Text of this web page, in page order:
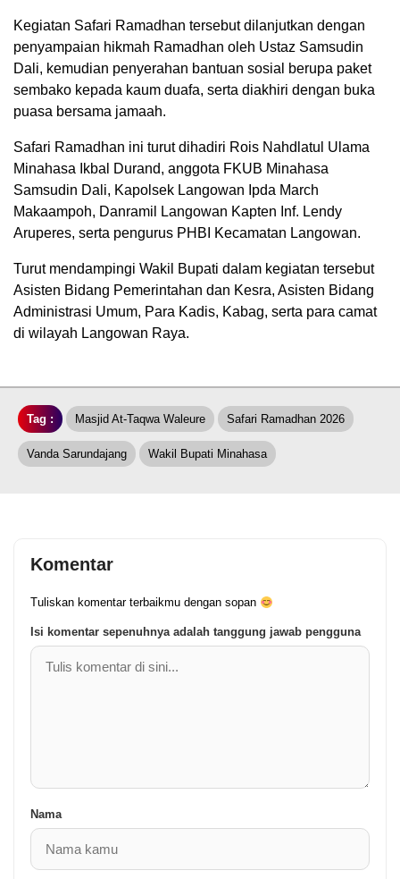
Kegiatan Safari Ramadhan tersebut dilanjutkan dengan
penyampaian hikmah Ramadhan oleh Ustaz Samsudin
Dali, kemudian penyerahan bantuan sosial berupa paket
sembako kepada kaum duafa, serta diakhiri dengan buka
puasa bersama jamaah.
Safari Ramadhan ini turut dihadiri Rois Nahdlatul Ulama
Minahasa Ikbal Durand, anggota FKUB Minahasa
Samsudin Dali, Kapolsek Langowan Ipda March
Makaampoh, Danramil Langowan Kapten Inf. Lendy
Aruperes, serta pengurus PHBI Kecamatan Langowan.
Turut mendampingi Wakil Bupati dalam kegiatan tersebut
Asisten Bidang Pemerintahan dan Kesra, Asisten Bidang
Administrasi Umum, Para Kadis, Kabag, serta para camat
di wilayah Langowan Raya.
Tag : Masjid At-Taqwa Waleure Safari Ramadhan 2026
Vanda Sarundajang Wakil Bupati Minahasa
Komentar
Tuliskan komentar terbaikmu dengan sopan
Isi komentar sepenuhnya adalah tanggung jawab pengguna
Nama